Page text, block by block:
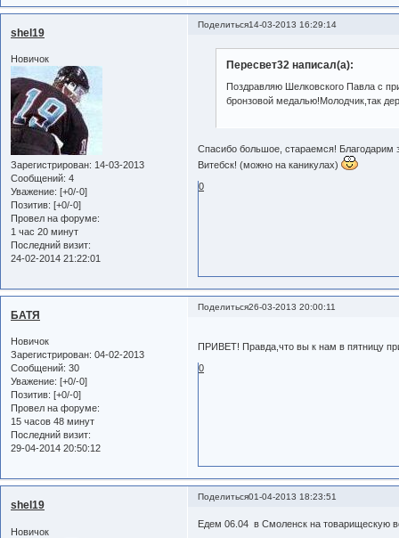
Поделиться14-03-2013 16:29:14
shel19
Новичок
Зарегистрирован: 14-03-2013
Сообщений: 4
Уважение: [+0/-0]
Позитив: [+0/-0]
Провел на форуме:
1 час 20 минут
Последний визит:
24-02-2014 21:22:01
Пересвет32 написал(а):
Поздравляю Шелковского Павла с
бронзовой медалью!Молодчик,так
Спасибо большое, стараемся! Благодарим
Витебск! (можно на каникулах)
0
Поделиться26-03-2013 20:00:11
БАТЯ
Новичок
Зарегистрирован: 04-02-2013
Сообщений: 30
Уважение: [+0/-0]
Позитив: [+0/-0]
Провел на форуме:
15 часов 48 минут
Последний визит:
29-04-2014 20:50:12
ПРИВЕТ! Правда,что вы к нам в пятницу
0
Поделиться01-04-2013 18:23:51
shel19
Новичок
Едем 06.04 в Смоленск на товарищескую